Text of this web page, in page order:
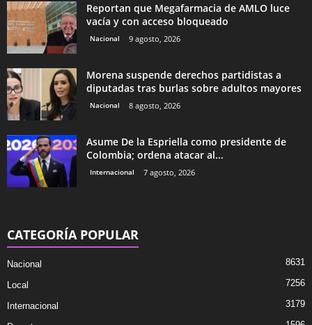
Reportan que Megafarmacia de AMLO luce
vacía y con acceso bloqueado
Nacional 9 agosto, 2026
Morena suspende derechos partidistas a
diputadas tras burlas sobre adultos mayores
Nacional 8 agosto, 2026
Asume De la Espriella como presidente de
Colombia; ordena atacar al...
Internacional 7 agosto, 2026
CATEGORÍA POPULAR
Nacional 8631
Local 7256
Internacional 3179